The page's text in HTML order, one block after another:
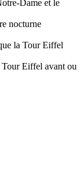
Dame et le
nocturne
la Tour Eiffel
Tour Eiffel avant ou